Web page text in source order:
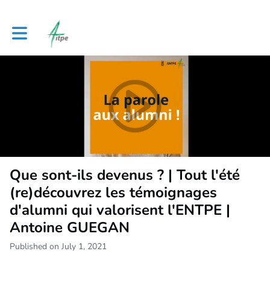
Toggle main navigation
Que sont-ils devenus ? | Tout l'été
(re)découvrez les témoignages
d'alumni qui valorisent l'ENTPE |
Antoine GUEGAN
Published on July 1, 2021